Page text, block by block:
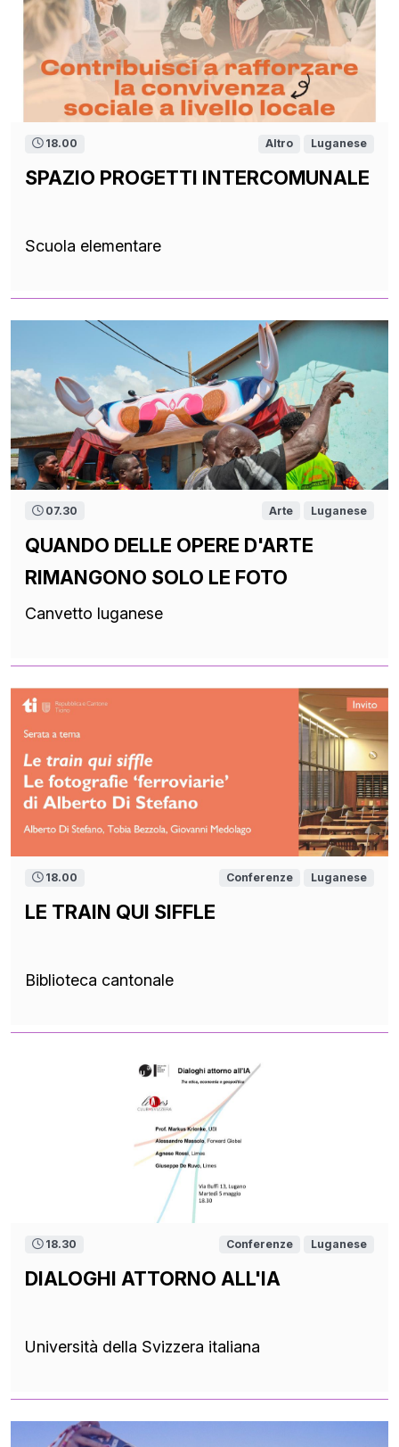
18.00 Altro Luganese
SPAZIO PROGETTI INTERCOMUNALE
Scuola elementare
07.30 Arte Luganese
QUANDO DELLE OPERE D'ARTE
RIMANGONO SOLO LE FOTO
Canvetto luganese
18.00 Conferenze Luganese
LE TRAIN QUI SIFFLE
Biblioteca cantonale
18.30 Conferenze Luganese
DIALOGHI ATTORNO ALL'IA
Università della Svizzera italiana